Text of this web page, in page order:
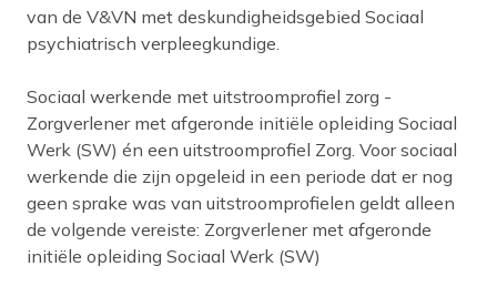
van de V&VN met deskundigheidsgebied Sociaal
psychiatrisch verpleegkundige.
Sociaal werkende met uitstroomprofiel zorg -
Zorgverlener met afgeronde initiële opleiding Sociaal
Werk (SW) én een uitstroomprofiel Zorg. Voor sociaal
werkende die zijn opgeleid in een periode dat er nog
geen sprake was van uitstroomprofielen geldt alleen
de volgende vereiste: Zorgverlener met afgeronde
initiële opleiding Sociaal Werk (SW)